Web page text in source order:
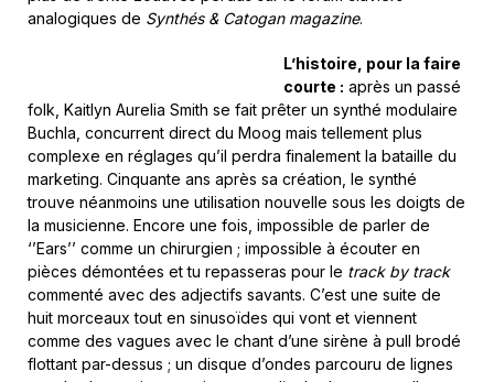
analogiques de Synthés & Catogan magazine.
L’histoire, pour la faire
courte : après un passé
folk, Kaitlyn Aurelia Smith se fait prêter un synthé modulaire
Buchla, concurrent direct du Moog mais tellement plus
complexe en réglages qu’il perdra finalement la bataille du
marketing. Cinquante ans après sa création, le synthé
trouve néanmoins une utilisation nouvelle sous les doigts de
la musicienne. Encore une fois, impossible de parler de
‘’Ears’’ comme un chirurgien ; impossible à écouter en
pièces démontées et tu repasseras pour le track by track
commenté avec des adjectifs savants. C’est une suite de
huit morceaux tout en sinusoïdes qui vont et viennent
comme des vagues avec le chant d’une sirène à pull brodé
flottant par-dessus ; un disque d’ondes parcouru de lignes